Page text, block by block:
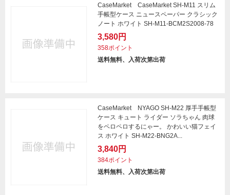
CaseMarket CaseMarket SH-M11 スリム
手帳型ケース ニュースペーパー クラシック
ノート ホワイト SH-M11-BCM2S2008-78
3,580円
358ポイント
送料無料、入荷次第出荷
CaseMarket NYAGO SH-M22 厚手手帳型
ケース キュート ライダー ソラちゃん 肉球
をペロペロするにゃー。 かわいい猫フェイ
ス ホワイト SH-M22-BNG2A...
3,840円
384ポイント
送料無料、入荷次第出荷